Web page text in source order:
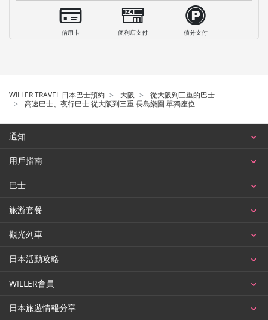
信用卡 便利店支付 積分支付
WILLER TRAVEL 日本巴士預約 大阪
從大阪到三重的巴士
高速巴士、夜行巴士 從大阪到三重 長島樂園 單獨座位
通知
用戶指南
巴士
旅游套餐
觀光列車
日本活動攻略
WILLER會員
日本旅遊情報分享